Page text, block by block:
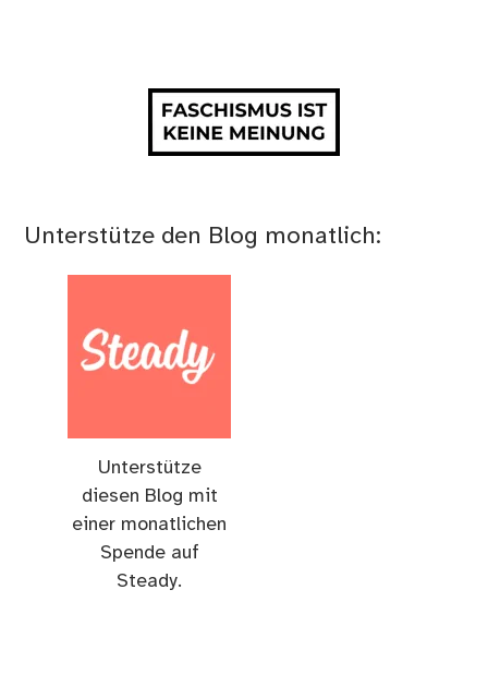
Unterstütze den Blog monatlich:
Unterstütze
diesen Blog mit
einer monatlichen
Spende auf
Steady.